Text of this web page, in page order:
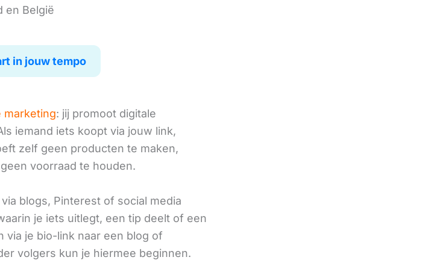
en België
in jouw tempo
marketing: jij promoot digitale
iemand iets koopt via jouw link,
zelf geen producten te maken,
voorraad te houden.
blogs, Pinterest of social media
je iets uitlegt, een tip deelt of een
via je bio-link naar een blog of
volgers kun je hiermee beginnen.